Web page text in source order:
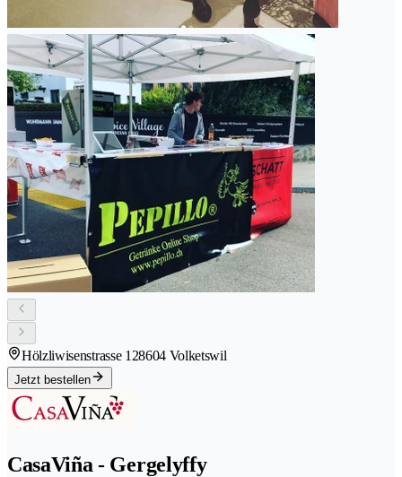
Hölzliwisenstrasse 128604 Volketswil
Jetzt bestellen
CasaViña - Gergelyffy